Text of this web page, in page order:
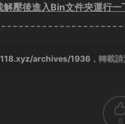
壓後進入Bin文件夾運行
archives/1936 ，轉載
0